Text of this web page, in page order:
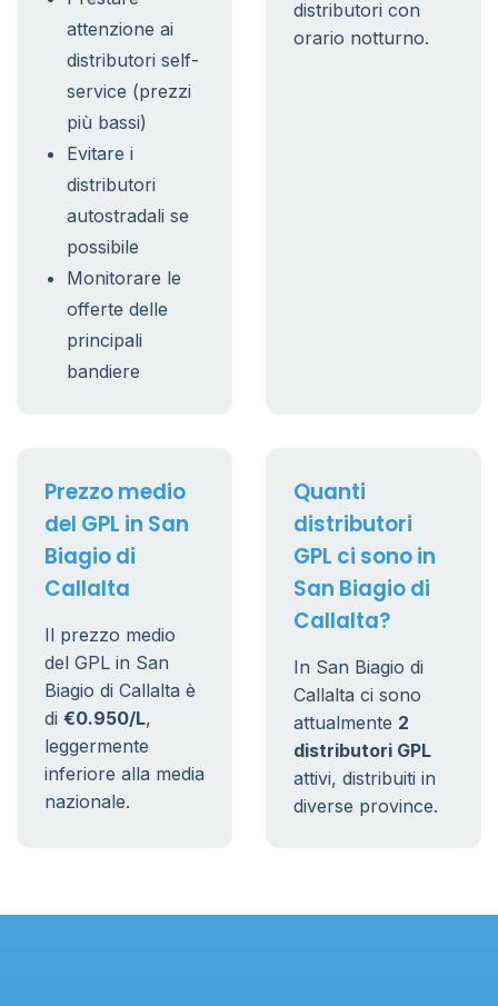
attenzione ai
distributori self-
service (prezzi
più bassi)
Evitare i
distributori
autostradali se
possibile
Monitorare le
offerte delle
principali
bandiere
distributori con
orario notturno.
Prezzo medio
del GPL in San
Biagio di
Callalta
Il prezzo medio
del GPL in San
Biagio di Callalta è
di €0.950/L,
leggermente
inferiore alla media
nazionale.
Quanti
distributori
GPL ci sono in
San Biagio di
Callalta?
In San Biagio di
Callalta ci sono
attualmente 2
distributori GPL
attivi, distribuiti in
diverse province.